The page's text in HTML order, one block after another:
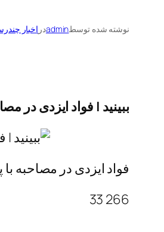
نوشته شده توسطadminدر اخبار
ببینید | فواد ایزدی در
فواد ایزدی در
266 33